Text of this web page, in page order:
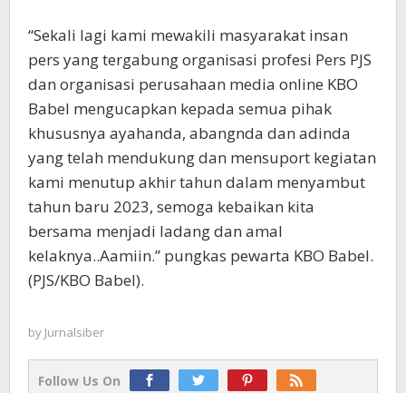
“Sekali lagi kami mewakili masyarakat insan
pers yang tergabung organisasi profesi Pers PJS
dan organisasi perusahaan media online KBO
Babel mengucapkan kepada semua pihak
khususnya ayahanda, abangnda dan adinda
yang telah mendukung dan mensuport kegiatan
kami menutup akhir tahun dalam menyambut
tahun baru 2023, semoga kebaikan kita
bersama menjadi ladang dan amal
kelaknya..Aamiin.” pungkas pewarta KBO Babel.
(PJS/KBO Babel).
by Jurnalsiber
Follow Us On